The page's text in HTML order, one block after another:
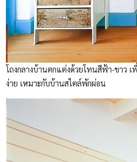
โถงกลางบ้านตกแต่งด้วยโทนสีฟ้า-ขาว
ง่าย เหมาะกับบ้านสไตล์พักผ่อน